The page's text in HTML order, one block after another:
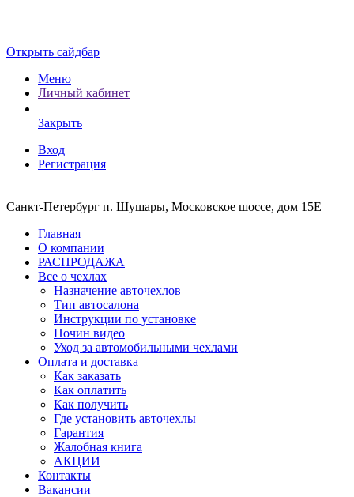
Открыть сайдбар
Меню
Личный кабинет
Закрыть
Вход
Регистрация
Санкт-Петербург п. Шушары, Московское шоссе, дом 15Е
Главная
О компании
РАСПРОДАЖА
Все о чехлах
Назначение авточехлов
Тип автосалона
Инструкции по установке
Почин видео
Уход за автомобильными чехлами
Оплата и доставка
Как заказать
Как оплатить
Как получить
Где установить авточехлы
Гарантия
Жалобная книга
АКЦИИ
Контакты
Вакансии